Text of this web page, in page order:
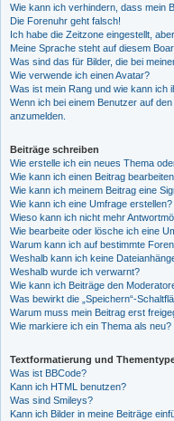
Wie kann ich verhindern, dass mein
Die Forenuhr geht falsch!
Ich habe die Zeitzone eingestellt,
Meine Sprache steht auf diesem
Was sind das für Bilder, die bei
Wie verwende ich einen Avatar?
Was ist mein Rang und wie kann ich
Wenn ich bei einem Benutzer auf
anzumelden.
Beiträge schreiben
Wie erstelle ich ein neues Thema
Wie kann ich einen Beitrag
Wie kann ich meinem Beitrag eine
Wie kann ich eine Umfrage erstellen?
Wieso kann ich nicht mehr
Wie bearbeite oder lösche ich eine
Warum kann ich auf bestimmte
Weshalb kann ich keine
Weshalb wurde ich verwarnt?
Wie kann ich Beiträge den
Was bewirkt die „Speichern“-
Warum muss mein Beitrag erst
Wie markiere ich ein Thema als neu?
Textformatierung und
Was ist BBCode?
Kann ich HTML benutzen?
Was sind Smileys?
Kann ich Bilder in meine Beiträge